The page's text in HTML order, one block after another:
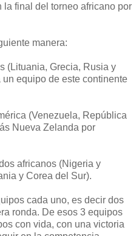
final del torneo africano por
manera:
(Lituania, Grecia, Rusia y
equipo de este continente
(Venezuela, República
Nueva Zelanda por
africanos (Nigeria y
y Corea del Sur).
cada uno, es decir dos
ronda. De esos 3 equipos
con vida, con una victoria